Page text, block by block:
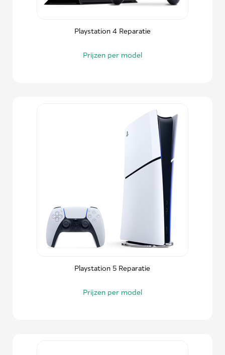
Playstation 4 Reparatie
Prijzen per model
Playstation 5 Reparatie
Prijzen per model